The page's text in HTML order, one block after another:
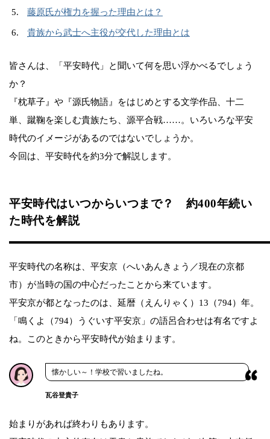
藤原氏が権力を握った理由とは？
貴族から武士へ主役が交代した理由とは
皆さんは、「平安時代」と聞いて何を思い浮かべるでしょう
か？
『枕草子』や『源氏物語』をはじめとする文学作品、十二
単、蹴鞠を楽しむ貴族たち、源平合戦……。いろいろな平安
時代のイメージがあるのではないでしょうか。
今回は、平安時代を約3分で解説します。
平安時代はいつからいつまで？ 約400年続い
た時代を解説
平安時代の名称は、平安京（へいあんきょう／現在の京都
市）が当時の国の中心だったことから来ています。
平安京が都となったのは、延暦（えんりゃく）13（794）年。
「鳴くよ（794）うぐいす平安京」の語呂合わせは有名ですよ
ね。このときから平安時代が始まります。
懐かしい～！学校で習いましたね。
瓦谷登貴子
始まりがあれば終わりもあります。